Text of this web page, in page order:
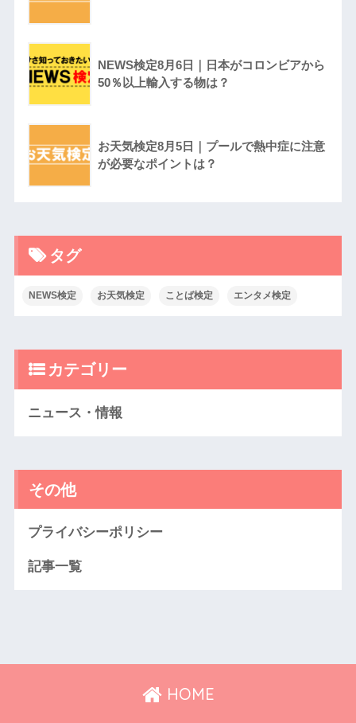
NEWS検定8月6日｜日本がコロンビアから
50％以上輸入する物は？
お天気検定8月5日｜プールで熱中症に注意
が必要なポイントは？
タグ
NEWS検定 お天気検定 ことば検定 エンタメ検定
カテゴリー
ニュース・情報
その他
プライバシーポリシー
記事一覧
HOME